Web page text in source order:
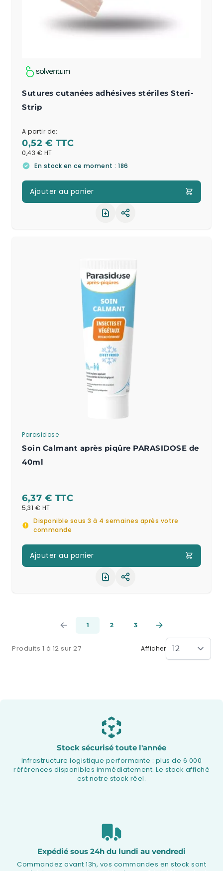
Sutures cutanées adhésives stériles Steri-
Strip
A partir de:
0,52 €
0,43 €
En stock en ce moment : 186
Ajouter au panier
Partager le produit
Parasidose
Soin Calmant après piqûre PARASIDOSE de
40ml
6,37 €
5,31 €
Disponible sous 3 à 4 semaines après votre
commande
Ajouter au panier
Partager le produit
1 2 3
Produits 1 à 12 sur 27 Afficher
Stock sécurisé toute l'année
Infrastructure logistique performante : plus de 6 000
références disponibles immédiatement. Le stock affiché
est notre stock réel.
Expédié sous 24h du lundi au vendredi
Commandez avant 13h, vos commandes en stock sont